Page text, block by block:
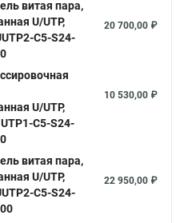
Hyperline 305
Кабель витая пара 5e cat
SFTP витая пара
Витой кабель 5 категории
24awg
к компьютеру
витая пара,
U/UTP,
C5-S24-
20 700,00 ₽
U/UTP,
C5-S24-
10 530,00 ₽
витая пара,
U/UTP,
C5-S24-
22 950,00 ₽